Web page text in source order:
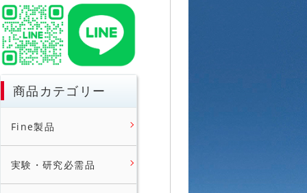
商品カテゴリー
Fine製品
実験・研究必需品